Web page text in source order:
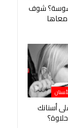
شوف
معاها
أسنانك